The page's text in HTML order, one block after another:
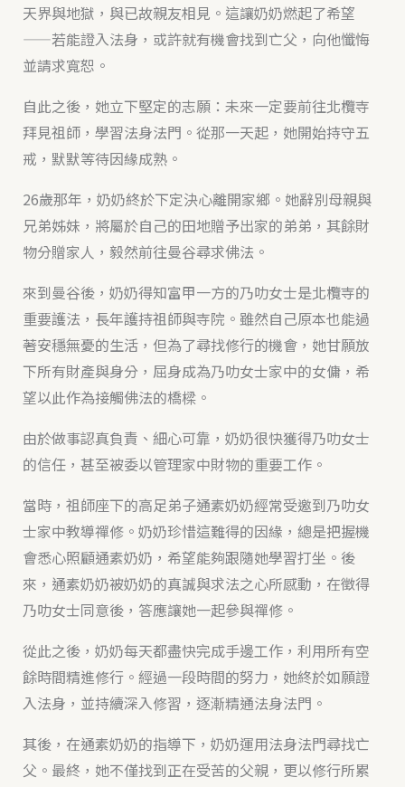
天界與地獄，與已故親友相見。這讓奶奶燃起了希望
——若能證入法身，或許就有機會找到亡父，向他懺悔
並請求寬恕。
自此之後，她立下堅定的志願：未來一定要前往北欖寺
拜見祖師，學習法身法門。從那一天起，她開始持守五
戒，默默等待因緣成熟。
26歲那年，奶奶終於下定決心離開家鄉。她辭別母親與
兄弟姊妹，將屬於自己的田地贈予出家的弟弟，其餘財
物分贈家人，毅然前往曼谷尋求佛法。
來到曼谷後，奶奶得知富甲一方的乃叻女士是北欖寺的
重要護法，長年護持祖師與寺院。雖然自己原本也能過
著安穩無憂的生活，但為了尋找修行的機會，她甘願放
下所有財產與身分，屈身成為乃叻女士家中的女傭，希
望以此作為接觸佛法的橋樑。
由於做事認真負責、細心可靠，奶奶很快獲得乃叻女士
的信任，甚至被委以管理家中財物的重要工作。
當時，祖師座下的高足弟子通素奶奶經常受邀到乃叻女
士家中教導禪修。奶奶珍惜這難得的因緣，總是把握機
會悉心照顧通素奶奶，希望能夠跟隨她學習打坐。後
來，通素奶奶被奶奶的真誠與求法之心所感動，在徵得
乃叻女士同意後，答應讓她一起參與禪修。
從此之後，奶奶每天都盡快完成手邊工作，利用所有空
餘時間精進修行。經過一段時間的努力，她終於如願證
入法身，並持續深入修習，逐漸精通法身法門。
其後，在通素奶奶的指導下，奶奶運用法身法門尋找亡
父。最終，她不僅找到正在受苦的父親，更以修行所累